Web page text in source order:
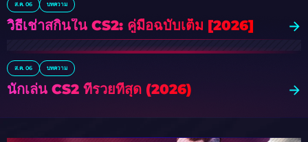
ส.ค. 06 บทความ
วิธีเช่าสกินใน CS2: คู่มือฉบับเต็ม [2026]
ส.ค. 06 บทความ
นักเล่น CS2 ที่รวยที่สุด (2026)